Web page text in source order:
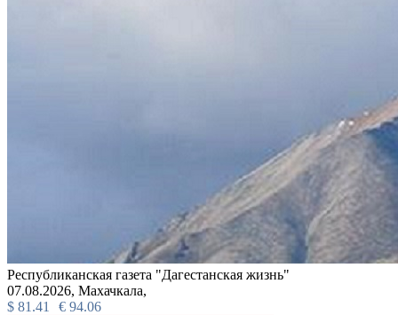
Республиканская газета "Дагестанская жизнь"
07.08.2026, Махачкала,
$ 81.41 € 94.06